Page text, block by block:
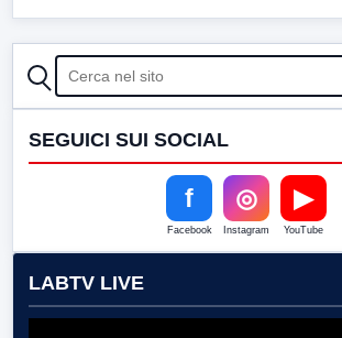
CERCA
SEGUICI SUI SOCIAL
f
Facebook
◎
Instagram
▶
YouTube
LABTV LIVE